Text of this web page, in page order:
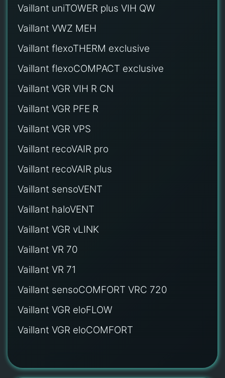
Vaillant uniTOWER plus VIH QW
Vaillant VWZ MEH
Vaillant flexoTHERM exclusive
Vaillant flexoCOMPACT exclusive
Vaillant VGR VIH R CN
Vaillant VGR PFE R
Vaillant VGR VPS
Vaillant recoVAIR pro
Vaillant recoVAIR plus
Vaillant sensoVENT
Vaillant haloVENT
Vaillant VGR vLINK
Vaillant VR 70
Vaillant VR 71
Vaillant sensoCOMFORT VRC 720
Vaillant VGR eloFLOW
Vaillant VGR eloCOMFORT